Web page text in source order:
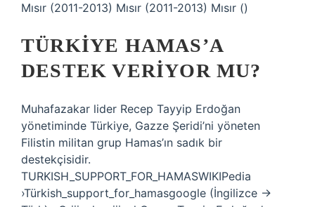
Mısır (2011-2013) Mısır (2011-2013) Mısır ()
TÜRKIYE HAMAS’A
DESTEK VERIYOR MU?
Muhafazakar lider Recep Tayyip Erdoğan
yönetiminde Türkiye, Gazze Şeridi’ni yöneten
Filistin militan grup Hamas’ın sadık bir
destekçisidir.
TURKISH_SUPPORT_FOR_HAMASWIKIPedia
›Türkish_support_for_hamasgoogle (İngilizce →